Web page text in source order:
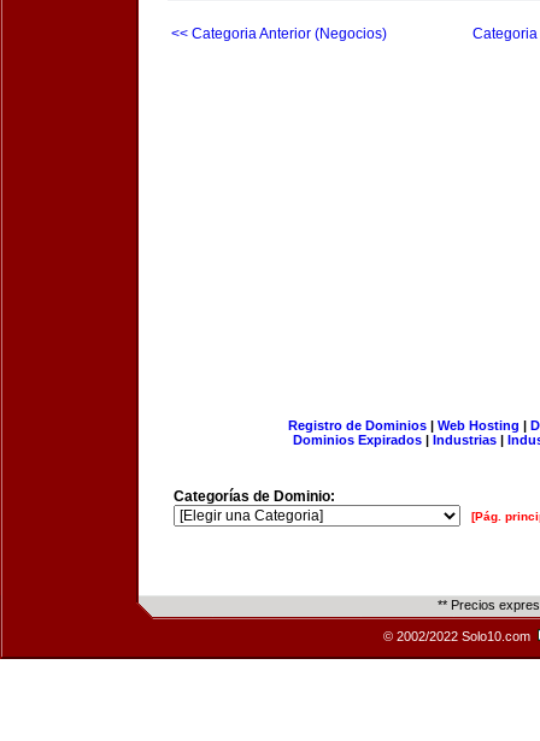
<< Categoria Anterior (Negocios)
Registro de Dominios| Web Hosting |
Dominios Expirados | Industrias |
Categorías de Dominio:
[Pág.
** Precios
© 2002/2022 Solo10.com